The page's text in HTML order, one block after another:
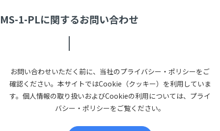
MS-1-PLに関するお問い合わせ
お問い合わせいただく前に、当社のプライバシー・ポリシーをご
確認ください。本サイトではCookie（クッキー）を利用していま
す。個人情報の取り扱いおよびCookieの利用については、プライ
バシー・ポリシーをご覧ください。